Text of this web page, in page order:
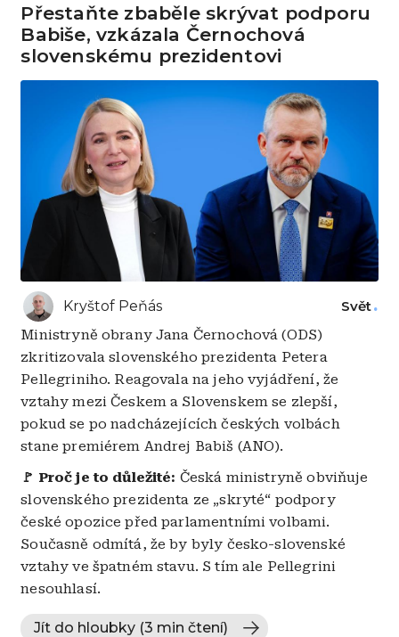
Přestaňte zbaběle skrývat podporu
Babiše, vzkázala Černochová
slovenskému prezidentovi
Kryštof Peňás Svět
Ministryně obrany Jana Černochová (ODS)
zkritizovala slovenského prezidenta Petera
Pellegriniho. Reagovala na jeho vyjádření, že
vztahy mezi Českem a Slovenskem se zlepší,
pokud se po nadcházejících českých volbách
stane premiérem Andrej Babiš (ANO).
🚩 Proč je to důležité: Česká ministryně obviňuje
slovenského prezidenta ze „skryté“ podpory
české opozice před parlamentními volbami.
Současně odmítá, že by byly česko-slovenské
vztahy ve špatném stavu. S tím ale Pellegrini
nesouhlasí.
Jít do hloubky (3 min čtení)